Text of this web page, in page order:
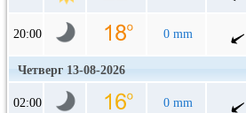
20:00 0 mm
Четверг 13-08-2026
02:00 0 mm